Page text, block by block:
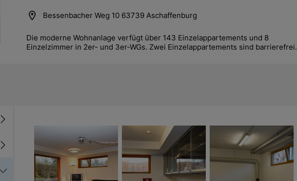
location_on Bessenbacher Weg 10 63739 Aschaffenburg
Die moderne Wohnanlage verfügt über 143 Einzelappartements und 8
Einzelzimmer in 2er- und 3er-WGs. Zwei Einzelappartements sind barrierefrei.
Toggle Dropdown
Toggle Dropdown
Toggle Dropdown